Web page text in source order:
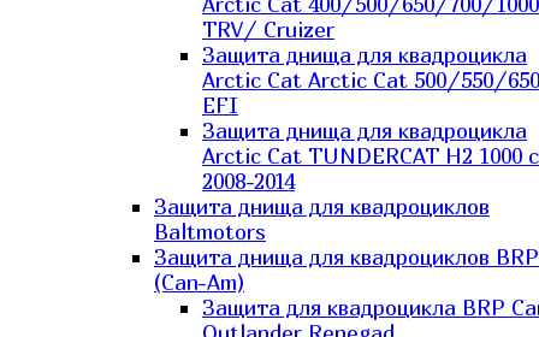
TRV/ Cruizer
Защита днища для квадроцикла
Arctic Cat Arctic Cat 500/550/
EFI
Защита днища для квадроцикла
Arctic Cat TUNDERCAT H2 1000 c
2008-2014
Защита днища для квадроциклов
Baltmotors
Защита днища для квадроциклов BRP
(Can-Am)
Защита для квадроцикла BRP